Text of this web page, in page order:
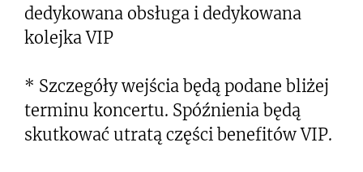
dedykowana obsługa i dedykowana
kolejka VIP
* Szczegóły wejścia będą podane bliżej
terminu koncertu. Spóźnienia będą
skutkować utratą części benefitów VIP.